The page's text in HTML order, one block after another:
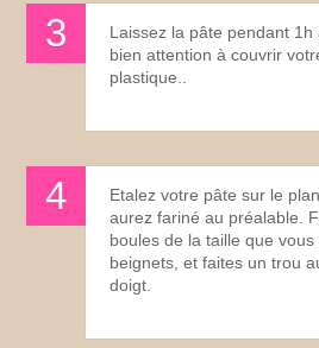
Laissez la pâte pendant
bien attention à couvrir
plastique..
Etalez votre pâte sur le
aurez fariné au préalable.
boules de la taille que
beignets, et faites un trou
doigt.